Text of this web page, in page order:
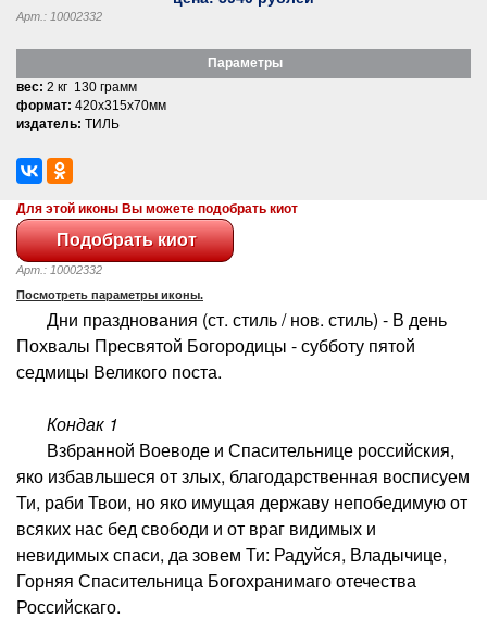
Арт.: 10002332
Параметры
вес: 2 кг 130 грамм
формат: 420x315x70мм
издатель: ТИЛЬ
Для этой иконы Вы можете подобрать киот
Арт.: 10002332
Посмотреть параметры иконы.
Дни празднования (ст. стиль / нов. стиль) - В день
Похвалы Пресвятой Богородицы - субботу пятой
седмицы Великого поста.
Кондак 1
Взбранной Воеводе и Спасительнице российския,
яко избавльшеся от злых, благодарственная восписуем
Ти, раби Твои, но яко имущая державу непобедимую от
всяких нас бед свободи и от враг видимых и
невидимых спаси, да зовем Ти: Радуйся, Владычице,
Горняя Спасительница Богохранимаго отечества
Российскаго.